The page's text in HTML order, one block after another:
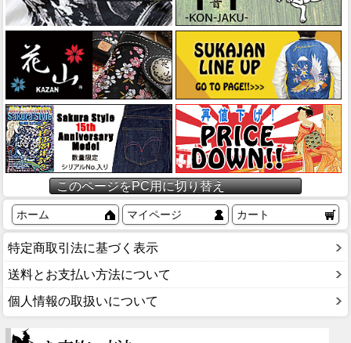
このページをPC用に切り替え
ホーム マイページ カート
特定商取引法に基づく表示
送料とお支払い方法について
個人情報の取扱いについて